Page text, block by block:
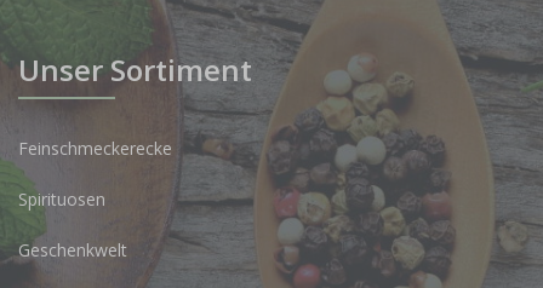
Unser Sortiment
Feinschmeckerecke
Spirituosen
Geschenkwelt